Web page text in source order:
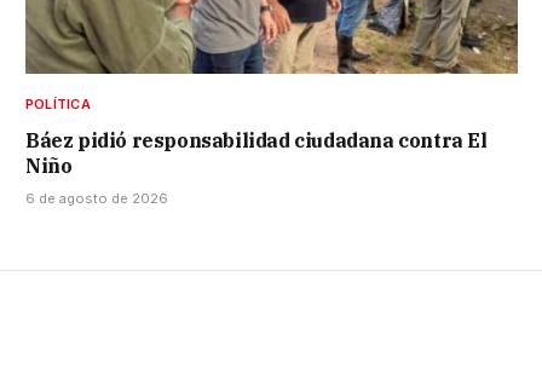
POLÍTICA
Báez pidió responsabilidad ciudadana contra El
Niño
6 de agosto de 2026